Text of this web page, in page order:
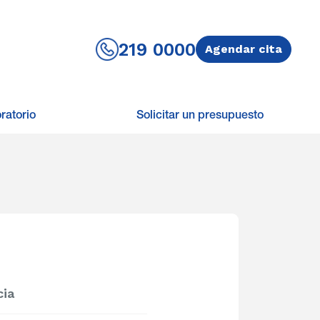
219 0000 Agendar cita
Solicitar un presupuesto